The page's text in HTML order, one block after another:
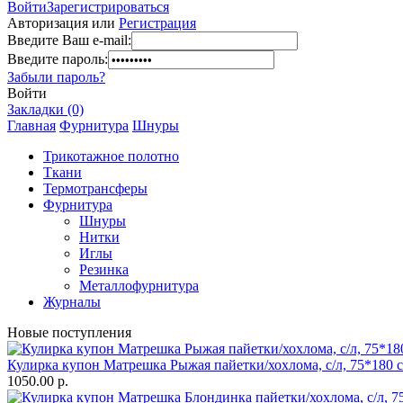
ВойтиЗарегистрироваться
Авторизация или Регистрация
Введите Ваш e-mail:
Введите пароль:
Забыли пароль?
Войти
Закладки (0)
Главная Фурнитура Шнуры
Трикотажное полотно
Ткани
Термотрансферы
Фурнитура
Шнуры
Нитки
Иглы
Резинка
Металлофурнитура
Журналы
Новые поступления
Кулирка купон Матрешка Рыжая пайетки/хохлома, с/л, 75*180
1050.00 р.